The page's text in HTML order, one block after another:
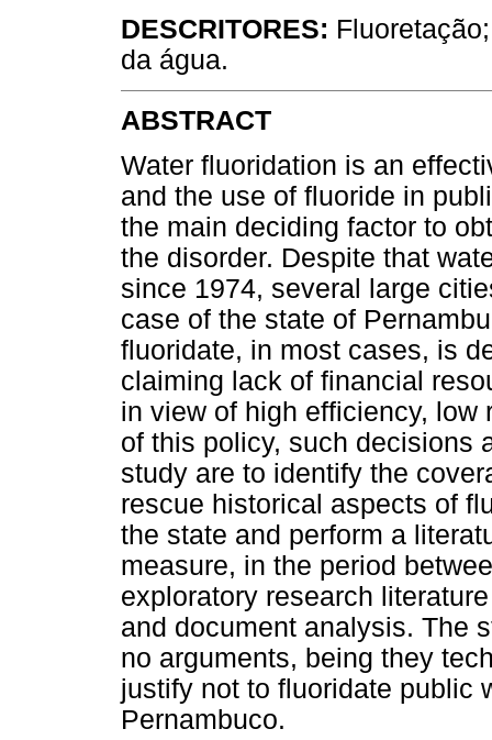
DESCRITORES:
da água.
ABSTRACT
Water fluoridation is an
and the use of fluoride in
the main deciding factor to
the disorder. Despite that
since 1974, several large
case of the state of
fluoridate, in most cases, is
claiming lack of financial
in view of high efficiency,
of this policy, such decisions
study are to identify the
rescue historical aspects of
the state and perform a
measure, in the period
exploratory research
and document analysis. The
no arguments, being they
justify not to fluoridate public
Pernambuco.